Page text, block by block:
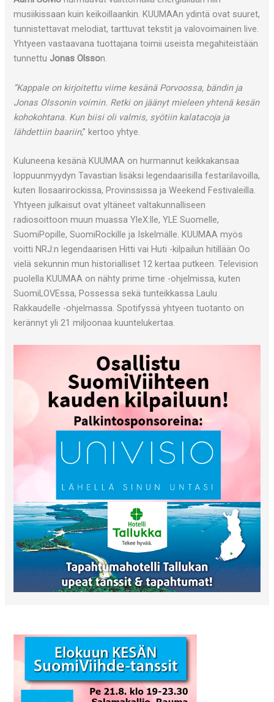
musiikissaan kuin keikoillaankin. KUUMAAn ydintä ovat suuret,
tunnistettavat melodiat, tarttuvat tekstit ja valovoimainen live.
Yhtyeen vastaavana tuottajana toimii useista megahiteistään
tunnettu Jonas Olsson.
”Kappale on kirjoitettu viime kesänä Porvoossa, bändin ja
Jonas Olssonin voimin. Retki on jäänyt mieleen yhtenä kesän
kohokohtana. Kun biisi oli valmis, syötiin kalatacoja ja
lähdettiin baariin,” kertoo yhtye.
Kuluneena kesänä KUUMAA on hurmannut keikkakansaa
loppuunmyydyn Tavastian lisäksi legendaarisilla festarilavoilla,
kuten Ilosaarirockissa, Provinssissa ja Weekend Festivaleilla.
Yhtyeen julkaisut ovat yltäneet valtakunnalliseen
radiosoittoon muun muassa YleX:lle, YLE Suomelle,
SuomiPopille, SuomiRockille ja Iskelmälle. KUUMAA myös
voitti NRJ:n legendaarisen Hitti vai Huti -kilpailun hitillään Oo
vielä sekunnin mun historialliset 12 kertaa putkeen. Television
puolella KUUMAA on nähty prime time -ohjelmissa, kuten
SuomiLOVEssa, Possessa sekä tunteikkassa Laulu
Rakkaudelle -ohjelmassa. Spotifyssä yhtyeen tuotanto on
kerännyt yli 21 miljoonaa kuuntelukertaa.